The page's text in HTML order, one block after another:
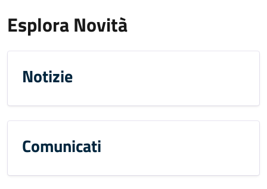
Esplora Novità
Notizie
Comunicati